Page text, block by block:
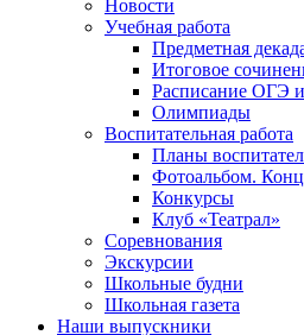
Новости
Учебная работа
Предметная
Итоговое
Расписание ОГЭ
Олимпиады
Воспитательная работа
Планы
Фотоальбом.
Конкурсы
Клуб «Театрал»
Соревнования
Экскурсии
Школьные будни
Школьная газета
Наши выпускники